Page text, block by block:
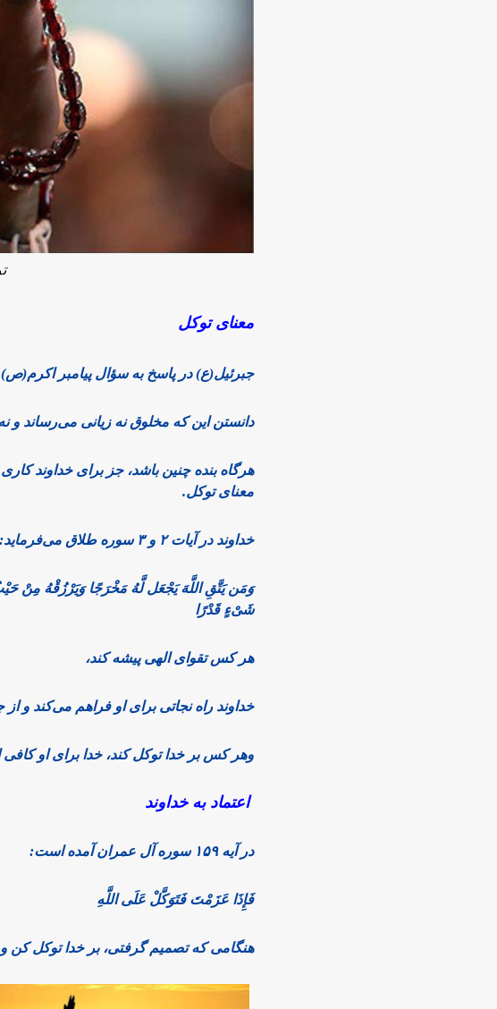
معنای توکل
جبرئیل(ع) در پاسخ به سؤال پیامبر اکرم(ص)
دانستن این که مخلوق نه زیانی می‌رساند و
هرگاه بنده چنین باشد، جز برای خداوند
معنای توکل.
خداوند در آیات ۲ و ۳ سوره طلاق می‌فرماید:
وَمَن یَتَّقِ اللَّهَ یَجْعَل لَّهُ مَخْرَجًا وَیَرْزُقْهُ مِنْ
شَیْءٍ قَدْرًا
هر کس تقوای الهی پیشه کند،
خداوند راه نجاتی برای او فراهم می‌کند و
وهر کس بر خدا توکل کند، خدا برای او
اعتماد به خداوند
در آیه ۱۵۹ سوره آل عمران آمده است:
فَإِذَا عَزَمْتَ فَتَوَکَّلْ عَلَى اللَّهِ
هنگامی که تصمیم گرفتی، بر خدا توکل کن و